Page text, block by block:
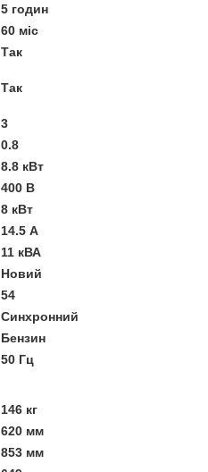
5 годин
60 міс
Так
Так
3
0.8
8.8 кВт
400 В
8 кВт
14.5 А
11 кВА
Новий
54
Синхронний
Бензин
50 Гц
146 кг
620 мм
853 мм